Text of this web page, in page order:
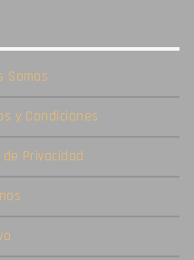
Somos
y Condiciones
Privacidad